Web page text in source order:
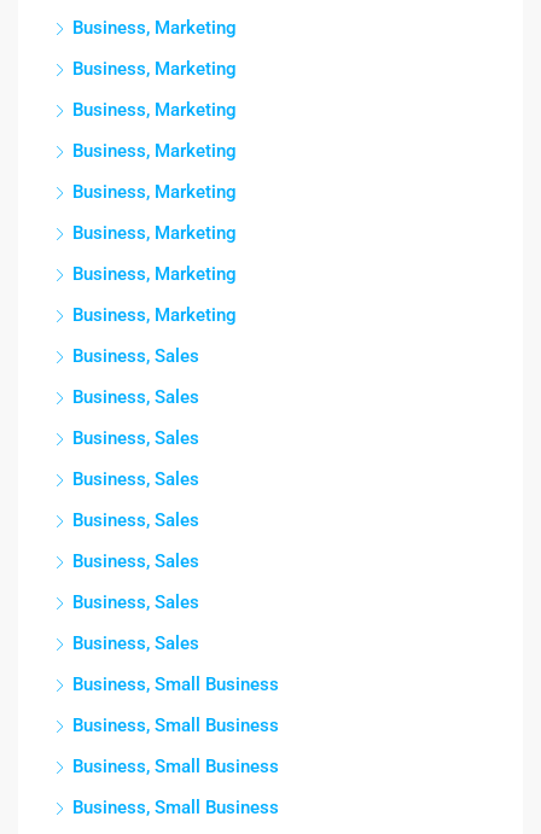
Business, Marketing
Business, Marketing
Business, Marketing
Business, Marketing
Business, Marketing
Business, Marketing
Business, Marketing
Business, Marketing
Business, Sales
Business, Sales
Business, Sales
Business, Sales
Business, Sales
Business, Sales
Business, Sales
Business, Sales
Business, Small Business
Business, Small Business
Business, Small Business
Business, Small Business